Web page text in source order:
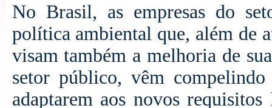
No Brasil, as empresas do
política ambiental que, além de
visam também a melhoria de
setor público, vêm
adaptarem aos novos